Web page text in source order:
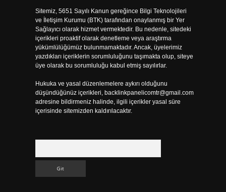
Sitemiz, 5651 Sayılı Kanun gereğince Bilgi Teknolojileri
ve İletişim Kurumu (BTK) tarafından onaylanmış bir Yer
Sağlayıcı olarak hizmet vermektedir. Bu nedenle, sitedeki
içerikleri proaktif olarak denetleme veya araştırma
yükümlülüğümüz bulunmamaktadır. Ancak, üyelerimiz
yazdıkları içeriklerin sorumluluğunu taşımakta olup, siteye
üye olarak bu sorumluluğu kabul etmiş sayılırlar.
Hukuka ve yasal düzenlemelere aykırı olduğunu
düşündüğünüz içerikleri, backlinkpanelicomtr@gmail.com
adresine bildirmeniz halinde, ilgili içerikler yasal süre
içerisinde sitemizden kaldırılacaktır.